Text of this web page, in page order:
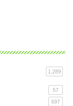
1,289
57
697